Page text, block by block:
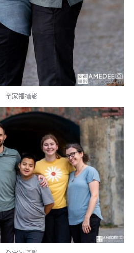
全家福攝影